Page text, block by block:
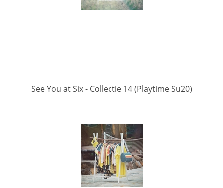
See You at Six - Collectie 14 (Playtime Su20)